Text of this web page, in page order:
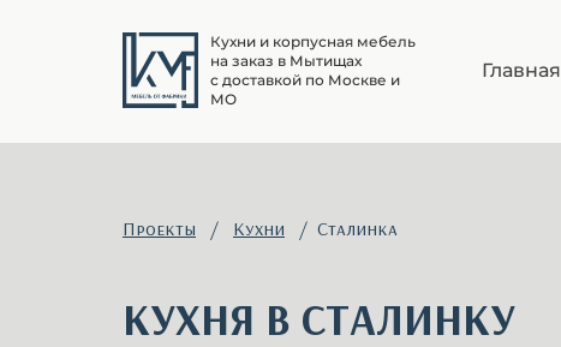
Кухни и корпусная мебель
на заказ в Мытищах
с доставкой по Москве и
МО
Главная
Проекты / Кухни / Сталинка
КУХНЯ В СТАЛИНКУ